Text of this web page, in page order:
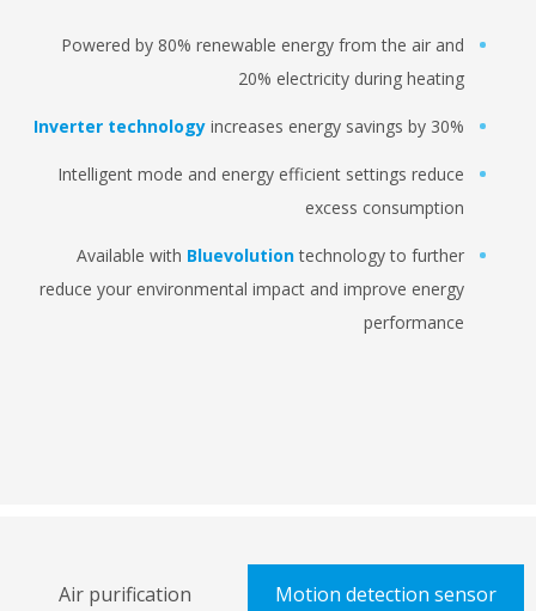
Powered by 80% renewable energy from the air
20% electricity during
Inverter technologyincreases energy savings by
Intelligent mode and energy efficient settings
excess
Available withBluevolutiontechnology to
reduce your environmental impact and improve
Motion detection
Air purification